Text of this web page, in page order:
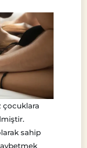
çocuklara
sahip